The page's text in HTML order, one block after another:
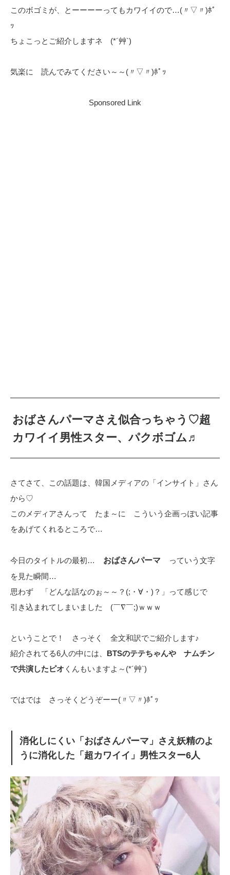
このボゴミが、とーーーーってもカワイイので…(〃▽〃)ﾎﾟ
ｯ
ちょこっとご紹介しますネ (*´艸`)
気楽に 読んでみてください～～(〃▽〃)ﾎﾟｯ
Sponsored Link
おばさんパーマさえ似合っちゃう♡超
カワイイ男性スター、パクボゴム♬
さてさて、この話題は、韓国メディアの「インサイト」さん
から♡
このメディアさんって たま～に こういう企画っぽい記事
をあげてくれるところで…
今日のタイトルの最初… おばさんパーマ
っていう文字
を見た瞬間…
思わず 「どんな話なのぉ～～？(;・∀・)？」って感じで
引き込まれてしまいました (￣∇￣;)ｗｗｗ
ということで！ さっそく 全文和訳でご紹介します♪
紹介されてる6人の中には、 BTSのテテちゃんや ナムチン
で共演したピオ くんもいますよ～(*´艸`)
ではでは さっそくどうぞーー(〃▽〃)ﾎﾟｯ
消化しにくい「おばさんパーマ」さえ妖精のよ
うに消化した「超カワイイ」男性スター6人